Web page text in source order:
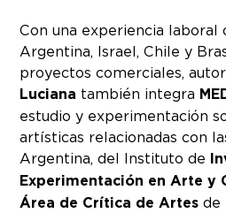
Con una experiencia laboral
Argentina, Israel, Chile y
proyectos comerciales,
Luciana también integra
estudio y experimentación
artísticas relacionadas con
Argentina, del Instituto de
Experimentación en Arte y
Área de Crítica de Artes de